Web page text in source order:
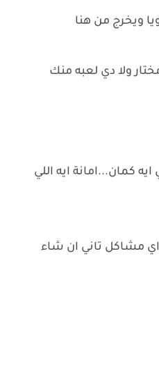
ويخرج من هنا
ولا دي لعبه منك
كمان...امانة ايه اللي
مشاكل تاني ان شاء